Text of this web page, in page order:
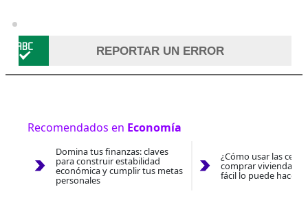
REPORTAR UN ERROR
Recomendados en Economía
Domina tus finanzas: claves
para construir estabilidad
económica y cumplir tus metas
personales
¿Cómo usar las
comprar vivienda
fácil lo puede hacer